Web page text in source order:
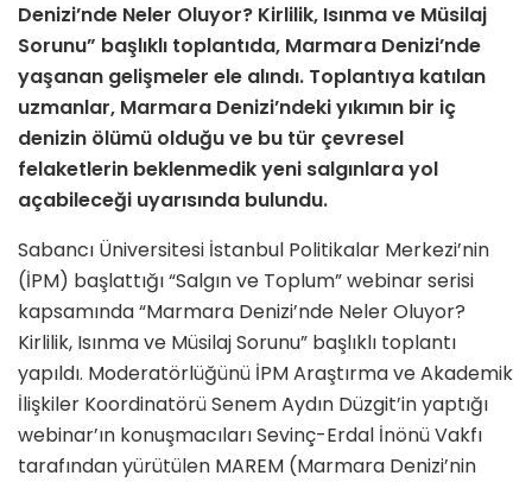
Denizi’nde Neler Oluyor? Kirlilik, Isınma ve Müsilaj
Sorunu” başlıklı toplantıda, Marmara Denizi’nde
yaşanan gelişmeler ele alındı. Toplantıya katılan
uzmanlar, Marmara Denizi’ndeki yıkımın bir iç
denizin ölümü olduğu ve bu tür çevresel
felaketlerin beklenmedik yeni salgınlara yol
açabileceği uyarısında bulundu.
Sabancı Üniversitesi İstanbul Politikalar Merkezi’nin
(İPM) başlattığı “Salgın ve Toplum” webinar serisi
kapsamında “Marmara Denizi’nde Neler Oluyor?
Kirlilik, Isınma ve Müsilaj Sorunu” başlıklı toplantı
yapıldı. Moderatörlüğünü İPM Araştırma ve Akademik
İlişkiler KoordinatörüSenem Aydın Düzgit’in yaptığı
webinar’ın konuşmacıları Sevinç-Erdal İnönü Vakfı
tarafından yürütülen MAREM (Marmara Denizi’nin